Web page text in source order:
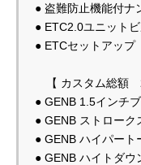
● 盗難防止機能付ナ
● ETC2.0ユニット
● ETCセットアップ
【 カスタム総額　
● GENB 1.5インチ
● GENB ストロー
● GENB ハイパート
● GENB ハイトダウ